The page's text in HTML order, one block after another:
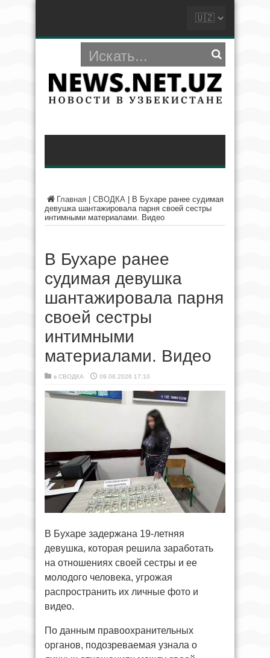
Главная СВОДКА
В Бухаре ранее судимая
девушка шантажировала парня своей сестры
интимными материалами. Видео
В Бухаре ранее
судимая девушка
шантажировала парня
своей сестры
интимными
материалами. Видео
в СВОДКА 09.06.2026 17:10
В Бухаре задержана 19-летняя
девушка, которая решила заработать
на отношениях своей сестры и ее
молодого человека, угрожая
распространить их личные фото и
видео.
По данным правоохранительных
органов, подозреваемая узнала о